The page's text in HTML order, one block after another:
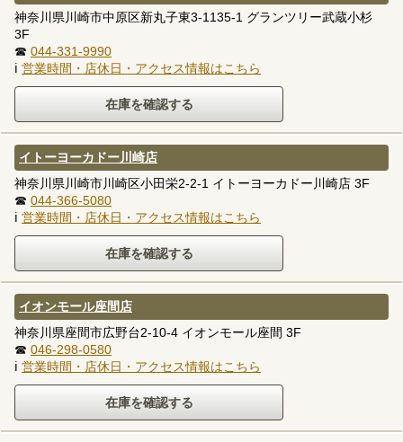
神奈川県川崎市中原区新丸子東3-1135-1 グランツリー武蔵小杉
3F
☎ 044-331-9990
ℹ 営業時間・店休日・アクセス情報はこちら
イトーヨーカドー川崎店
神奈川県川崎市川崎区小田栄2-2-1 イトーヨーカドー川崎店 3F
☎ 044-366-5080
ℹ 営業時間・店休日・アクセス情報はこちら
イオンモール座間店
神奈川県座間市広野台2-10-4 イオンモール座間 3F
☎ 046-298-0580
ℹ 営業時間・店休日・アクセス情報はこちら